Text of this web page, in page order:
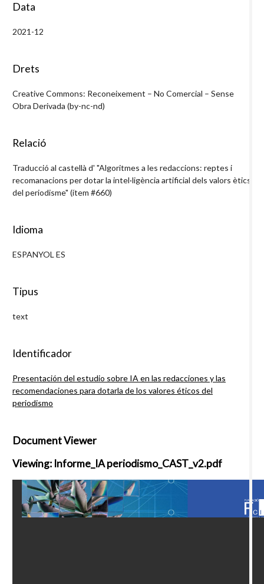
Data
2021-12
Drets
Creative Commons: Reconeixement – No Comercial – Sense
Obra Derivada (by-nc-nd)
Relació
Traducció al castellà d' "Algoritmes a les redaccions: reptes i
recomanacions per dotar la intel·ligència artificial dels valors ètics
del periodisme" (ítem #660)
Idioma
ESPANYOL ES
Tipus
text
Identificador
Presentación del estudio sobre IA en las redacciones y las
recomendaciones para dotarla de los valores éticos del
periodismo
Document Viewer
Viewing: Informe_IA periodismo_CAST_v2.pdf